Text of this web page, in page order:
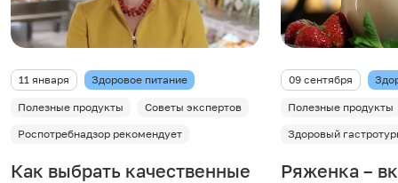
11 января Здоровое питание
Полезные продукты
Советы экспертов
Роспотребнадзор рекомендует
Как выбрать качественные
09 сентября
Полезные продукты
Здоровый
Ряженка –